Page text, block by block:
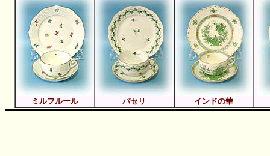
ミルフルール パセリ インドの華